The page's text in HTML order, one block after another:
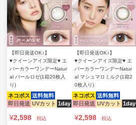
【即日発送OK♪】
♥クイーンアイズ限定♥ エ
バーカラーワンデーNatur
al パールロゼ(1箱20枚入
り)
ネコポス 送料無料
即日発送 UVカット 1day
¥2,598 税込
【即日発送OK♪】
♥クイーンアイズ限定♥ エ
バーカラーワンデーNatur
al マシュマロミルク(1箱2
0枚入り)
ネコポス 送料無料
即日発送 UVカット 1day
¥2,598 税込